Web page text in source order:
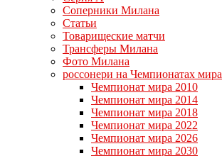
Соперники Милана
Статьи
Товарищеские матчи
Трансферы Милана
Фото Милана
россонери на Чемпионатах мира
Чемпионат мира 2010
Чемпионат мира 2014
Чемпионат мира 2018
Чемпионат мира 2022
Чемпионат мира 2026
Чемпионат мира 2030